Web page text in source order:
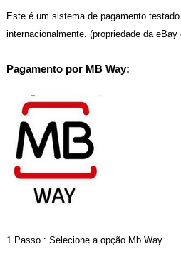
Este é um sistema de pagamento
internacionalmente. (propriedade da eBay
Pagamento por MB Way:
1 Passo : Selecione a opção Mb Way